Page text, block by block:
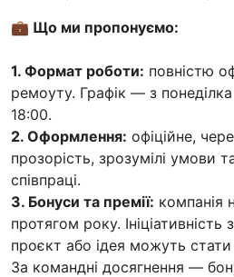
💼 Що ми пропонуємо:
1. Формат роботи: повністю
ремоуту. Графік — з
18:00.
2. Оформлення: офіційне,
прозорість, зрозумілі умови
співпраці.
3. Бонуси та премії: компанія
протягом року.
проєкт або ідея можуть стати
За командні досягнення —